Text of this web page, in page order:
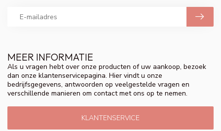
MEER INFORMATIE
Als u vragen hebt over onze producten of uw aankoop, bezoek
dan onze klantenservicepagina. Hier vindt u onze
bedrijfsgegevens, antwoorden op veelgestelde vragen en
verschillende manieren om contact met ons op te nemen.
KLANTENSERVICE